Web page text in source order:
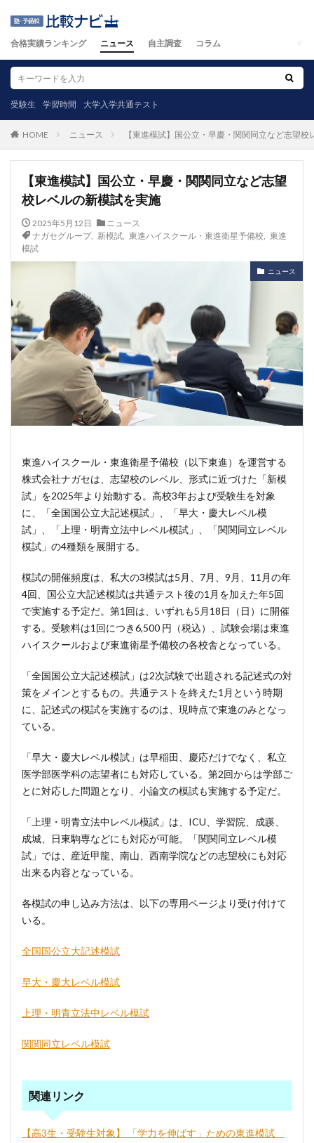
合格実績ランキング ニュース 自主調査 コラム
受験生 学習時間 大学入学共通テスト
HOME ニュース 【東進模試】国公立・早慶・関関同立など志望
【東進模試】国公立・早慶・関関同立など志望
校レベルの新模試を実施
2025年5月12日
ニュース
ナガセグループ, 新模試 東進ハイスクール・東進衛星予備校
東進
模試
ニュース
東進ハイスクール・東進衛星予備校（以下東進）を運営する
株式会社ナガセは、志望校のレベル、形式に近づけた「新模
試」を2025年より始動する。高校3年および受験生を対象
に、「全国国公立大記述模試」、「早大・慶大レベル模
試」、「上理・明青立法中レベル模試」、「関関同立レベル
模試」の4種類を展開する。
模試の開催頻度は、私大の3模試は5月、7月、9月、11月の年
4回、国公立大記述模試は共通テスト後の1月を加えた年5回
で実施する予定だ。第1回は、いずれも5月18日（日）に開催
する。受験料は1回につき6,500 円（税込）、試験会場は東進
ハイスクールおよび東進衛星予備校の各校舎となっている。
「全国国公立大記述模試」は2次試験で出題される記述式の対
策をメインとするもの。共通テストを終えた1月という時期
に、記述式の模試を実施するのは、現時点で東進のみとなっ
ている。
「早大・慶大レベル模試」は早稲田、慶応だけでなく、私立
医学部医学科の志望者にも対応している。第2回からは学部ご
とに対応した問題となり、小論文の模試も実施する予定だ。
「上理・明青立法中レベル模試」は、ICU、学習院、成蹊、
成城、日東駒専などにも対応が可能。「関関同立レベル模
試」では、産近甲龍、南山、西南学院などの志望校にも対応
出来る内容となっている。
各模試の申し込み方法は、以下の専用ページより受け付けて
いる。
全国国公立大記述模試
早大・慶大レベル模試
上理・明青立法中レベル模試
関関同立レベル模試
関連リンク
【高3生・受験生対象】 「学力を伸ばす」ための東進模試